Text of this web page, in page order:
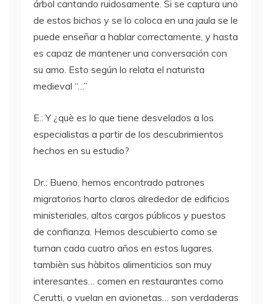
árbol cantando ruidosamente. Si se captura uno
de estos bichos y se lo coloca en una jaula se le
puede enseñar a hablar correctamente, y hasta
es capaz de mantener una conversación con
su amo. Esto según lo relata el naturista
medieval “…”
E.: Y ¿què es lo que tiene desvelados a los
especialistas a partir de los descubrimientos
hechos en su estudio?
Dr.: Bueno, hemos encontrado patrones
migratorios harto claros alrededor de edificios
ministeriales, altos cargos públicos y puestos
de confianza. Hemos descubierto como se
turnan cada cuatro años en estos lugares.
tambièn sus hàbitos alimenticios son muy
interesantes… comen en restaurantes como
Cerutti, o vuelan en avionetas… son verdaderas